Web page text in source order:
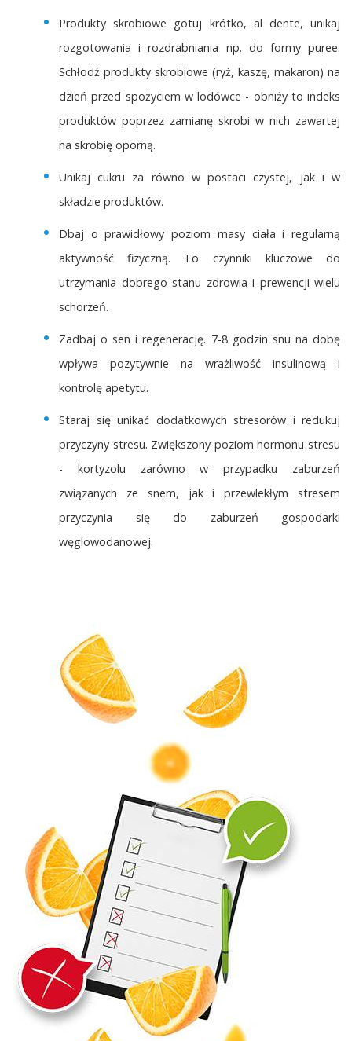
Produkty skrobiowe gotuj krótko, al dente, unikaj
rozgotowania i rozdrabniania np. do formy puree.
Schłodź produkty skrobiowe (ryż, kaszę, makaron) na
dzień przed spożyciem w lodówce - obniży to indeks
produktów poprzez zamianę skrobi w nich zawartej
na skrobię oporną.
Unikaj cukru za równo w postaci czystej, jak i w
składzie produktów.
Dbaj o prawidłowy poziom masy ciała i regularną
aktywność fizyczną. To czynniki kluczowe do
utrzymania dobrego stanu zdrowia i prewencji wielu
schorzeń.
Zadbaj o sen i regenerację. 7-8 godzin snu na dobę
wpływa pozytywnie na wrażliwość insulinową i
kontrolę apetytu.
Staraj się unikać dodatkowych stresorów i redukuj
przyczyny stresu. Zwiększony poziom hormonu stresu
- kortyzolu zarówno w przypadku zaburzeń
związanych ze snem, jak i przewlekłym stresem
przyczynia się do zaburzeń gospodarki
węglowodanowej.